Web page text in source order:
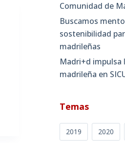
Comunidad de
Buscamos
sostenibilidad
madrileñas
Madri+d impulsa
madrileña en
Temas
2019 2020